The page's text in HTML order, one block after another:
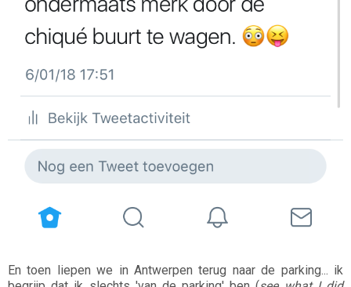
En toen liepen we in Antwerpen terug naar de parking... ik